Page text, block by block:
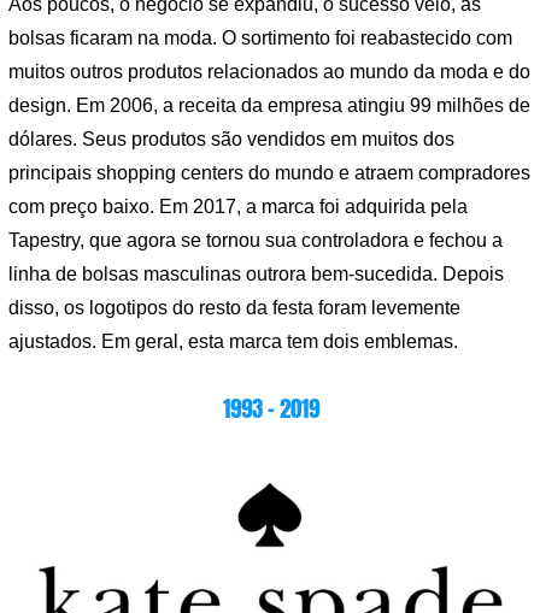
Aos poucos, o negócio se expandiu, o sucesso veio, as
bolsas ficaram na moda. O sortimento foi reabastecido com
muitos outros produtos relacionados ao mundo da moda e do
design. Em 2006, a receita da empresa atingiu 99 milhões de
dólares. Seus produtos são vendidos em muitos dos
principais shopping centers do mundo e atraem compradores
com preço baixo. Em 2017, a marca foi adquirida pela
Tapestry, que agora se tornou sua controladora e fechou a
linha de bolsas masculinas outrora bem-sucedida. Depois
disso, os logotipos do resto da festa foram levemente
ajustados. Em geral, esta marca tem dois emblemas.
1993 – 2019